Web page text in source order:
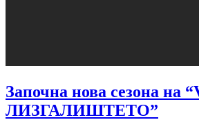
Започна нова сезона на
ЛИЗГАЛИШТЕТО”